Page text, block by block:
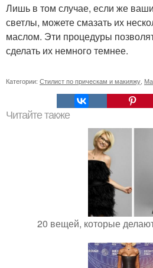
Лишь в том случае, если же
светлы, можете смазать их
маслом. Эти процедуры
сделать их немного темнее.
Категории: Стилист по прическам и макияжу
Читайте также
20 вещей, которые